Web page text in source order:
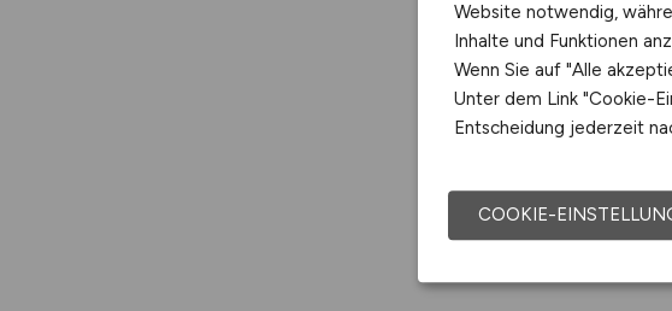
Website notwendig,
Inhalte und Funktionen
Wenn Sie auf "Alle
Unter dem Link "Cookie-
Entscheidung jederzeit
COOKIE-